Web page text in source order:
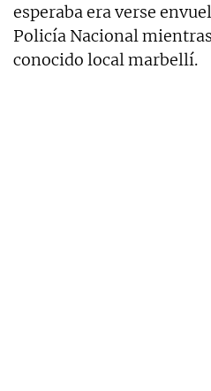
esperaba era verse
Policía Nacional
conocido local marbellí.